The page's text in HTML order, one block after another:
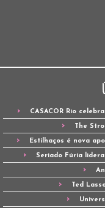
CASACOR Rio
The
Estilhaços é nova
Seriado Fúria
Ted